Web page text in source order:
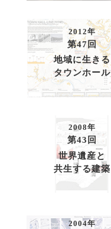
2012年
第47回
地域に生きる
タウンホール
2008年
第43回
世界遺産と
共生する建築
2004年